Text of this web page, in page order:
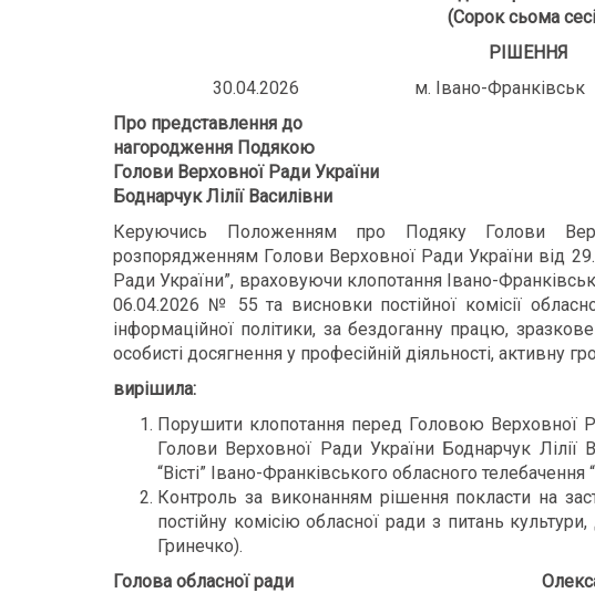
(Сорок сьома
РІШЕННЯ
30.04.2026 м. Івано-
Про представлення до
нагородження Подякою
Голови Верховної Ради України
Боднарчук Лілії Василівни
Керуючись Положенням про Подяку Голови
розпорядженням Голови Верховної Ради України від
Ради України”, враховуючи клопотання Івано-
06.04.2026 № 55 та висновки постійної комісії
інформаційної політики, за бездоганну працю,
особисті досягнення у професійній діяльності, активну
вирішила:
Порушити клопотання перед Головою Верховної
Голови Верховної Ради України Боднарчук Лілії
“Вісті” Івано-Франківського обласного телебачення
Контроль за виконанням рішення покласти на
постійну комісію обласної ради з питань
Гринечко).
Голова обласної ради